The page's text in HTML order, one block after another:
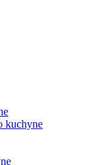
kuchyne